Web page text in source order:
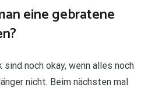
eine gebratene
sind noch okay, wenn alles noch
nicht. Beim nächsten mal